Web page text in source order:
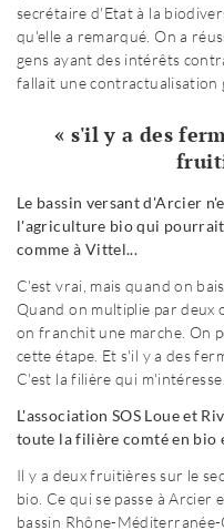
secrétaire d'Etat à la
qu'elle a remarqué. On a
gens ayant des intérêts
fallait une contractualisation
« s'il y a des
Le bassin versant d'Arcier
l'agriculture bio qui
comme à Vittel...
C'est vrai, mais quand on
Quand on multiplie par deux
on franchit une marche. On
cette étape. Et s'il y a des
C'est la filière qui m'intéresse.
L'association SOS Loue et
toute la filière comté en bio
Il y a deux fruitières sur le
bio. Ce qui se passe à Arcier
bassin Rhône-